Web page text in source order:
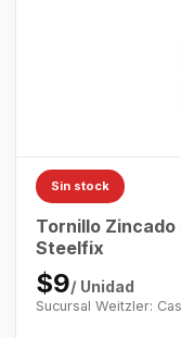
Sin stock
Tornillo Zincado
Steelfix
$9/ Unidad
Sucursal Weitzler: